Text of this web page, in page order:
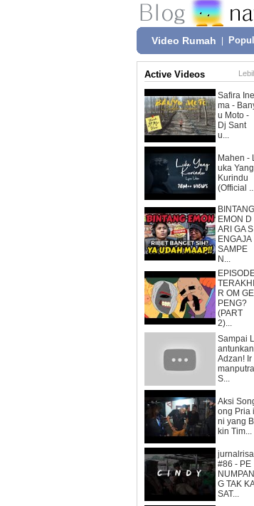
Video Rumah
Active Videos
Safira Ine
ma -
u Moto -
Dj Sant
u...
Mahen -
uka Yang
Kurindu
(Official
BINTANG
EMON D
ARI GA S
ENGAJA
SAMPE
N...
TERAKHI
R OM GE
PENG?
(PART
2)...
Sampai L
antunkan
Adzan! Ir
manputra
S...
Aksi
ong Pria i
ni yang
kin Tim...
jurnalrisa
#86 - PE
NUMPAN
G TAK
SAT...